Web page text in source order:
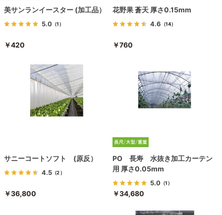
美サンランイースター (加工品）
5.0 （1）
￥420
花野果 蒼天 厚さ0.15mm
4.6 （14）
￥760
サニーコートソフト (原反）
4.5（2）
￥36,800
PO 長寿 水抜き加工カーテン
用 厚さ0.05mm
5.0 （1）
￥34,680